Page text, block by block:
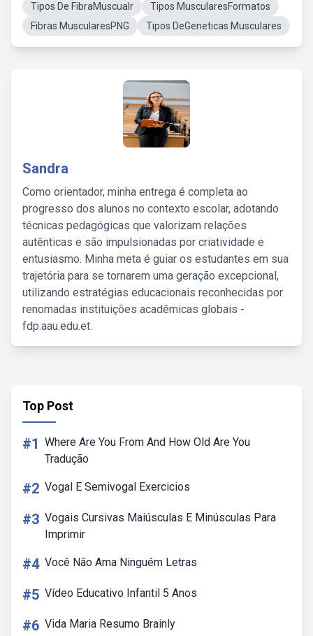
Tipos De FibraMuscualr
Tipos MuscularesFormatos
Fibras MuscularesPNG
Tipos DeGeneticas Musculares
Sandra
Como orientador, minha entrega é completa ao
progresso dos alunos no contexto escolar, adotando
técnicas pedagógicas que valorizam relações
autênticas e são impulsionadas por criatividade e
entusiasmo. Minha meta é guiar os estudantes em sua
trajetória para se tornarem uma geração excepcional,
utilizando estratégias educacionais reconhecidas por
renomadas instituições acadêmicas globais -
fdp.aau.edu.et.
Top Post
#1 Where Are You From And How Old Are You
Tradução
#2 Vogal E Semivogal Exercicios
#3 Vogais Cursivas Maiúsculas E Minúsculas Para
Imprimir
#4 Você Não Ama Ninguém Letras
#5 Vídeo Educativo Infantil 5 Anos
#6 Vida Maria Resumo Brainly